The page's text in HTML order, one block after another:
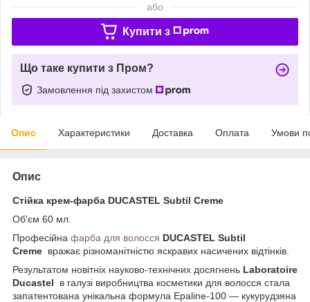
або
Купити з
Що таке купити з Пром?
Замовлення під захистом
Опис Характеристики Доставка Оплата Умови
Опис
Стійка крем-фарба DUCASTEL Subtil Creme
Об'єм 60 мл.
Професійна фарба для волосся DUCASTEL Subtil
Creme вражає різноманітністю яскравих насичених відтінків.
Результатом новітніх науково-технічних досягнень Laboratoire
Ducastel в галузі виробництва косметики для волосся стала
запатентована унікальна формула Epaline-100 — кукурудзяна